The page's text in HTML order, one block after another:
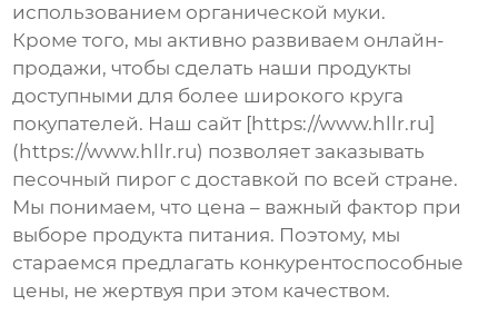
использованием органической муки.
Кроме того, мы активно развиваем онлайн-
продажи, чтобы сделать наши продукты
доступными для более широкого круга
покупателей. Наш сайт [https://www.hllr.ru]
(https://www.hllr.ru) позволяет заказывать
песочный пирог с доставкой по всей стране.
Мы понимаем, что цена – важный фактор при
выборе продукта питания. Поэтому, мы
стараемся предлагать конкурентоспособные
цены, не жертвуя при этом качеством.